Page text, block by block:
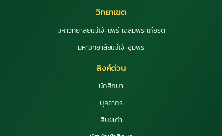
วิทยาเขต
มหาวิทยาลัยแม่โจ้-แพร่ เฉลิมพระเกียรติ
มหาวิทยาลัยแม่โจ้-ชุมพร
ลิงค์ด่วน
นักศึกษา
บุคลากร
ศิษย์เก่า